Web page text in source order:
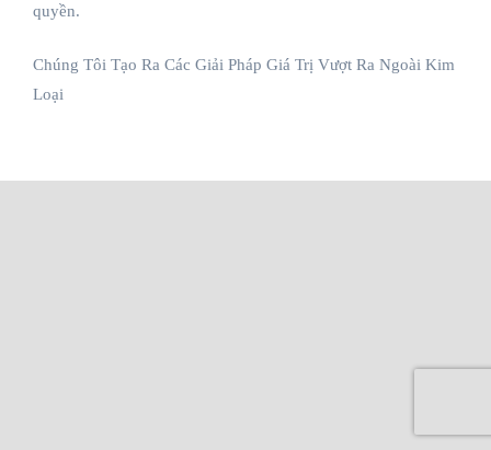
quyền.
Chúng Tôi Tạo Ra Các Giải Pháp Giá Trị Vượt Ra Ngoài Kim
Loại